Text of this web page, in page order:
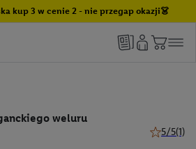
kup 3 w cenie 2 - nie przegap okazji👗
weluru
5/5(1)